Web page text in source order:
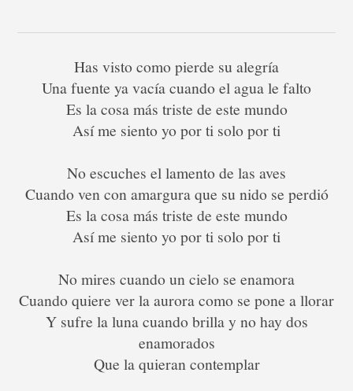
Has visto como pierde su alegría
Una fuente ya vacía cuando el agua le falto
Es la cosa más triste de este mundo
Así me siento yo por ti solo por ti
No escuches el lamento de las aves
Cuando ven con amargura que su nido se perdió
Es la cosa más triste de este mundo
Así me siento yo por ti solo por ti
No mires cuando un cielo se enamora
Cuando quiere ver la aurora como se pone a llorar
Y sufre la luna cuando brilla y no hay dos
enamorados
Que la quieran contemplar